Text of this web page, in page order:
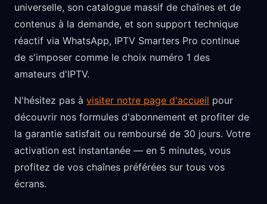
universelle, son catalogue massif de chaînes et de
contenus à la demande, et son support technique
réactif via WhatsApp, IPTV Smarters Pro continue
de s'imposer comme le choix numéro 1 des
amateurs d'IPTV.
N'hésitez pas à visiter notre page d'accueil pour
découvrir nos formules d'abonnement et profiter de
la garantie satisfait ou remboursé de 30 jours. Votre
activation est instantanée — en 5 minutes, vous
profitez de vos chaînes préférées sur tous vos
écrans.